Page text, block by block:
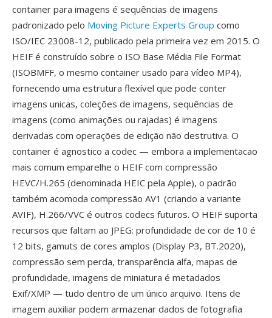
container para imagens é sequências de imagens
padronizado pelo Moving Picture Experts Group como
ISO/IEC 23008-12, publicado pela primeira vez em 2015. O
HEIF é construído sobre o ISO Base Média File Format
(ISOBMFF, o mesmo container usado para vídeo MP4),
fornecendo uma estrutura flexível que pode conter
imagens unicas, coleções de imagens, sequências de
imagens (como animações ou rajadas) é imagens
derivadas com operações de edição não destrutiva. O
container é agnostico a codec — embora a implementacao
mais comum emparelhe o HEIF com compressão
HEVC/H.265 (denominada HEIC pela Apple), o padrão
também acomoda compressão AV1 (criando a variante
AVIF), H.266/VVC é outros codecs futuros. O HEIF suporta
recursos que faltam ao JPEG: profundidade de cor de 10 é
12 bits, gamuts de cores amplos (Display P3, BT.2020),
compressão sem perda, transparência alfa, mapas de
profundidade, imagens de miniatura é metadados
Exif/XMP — tudo dentro de um único arquivo. Itens de
imagem auxiliar podem armazenar dados de fotografia